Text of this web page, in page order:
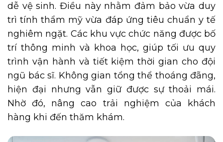
dễ vệ sinh. Điều này nhằm đảm bảo vừa duy
trì tính thẩm mỹ vừa đáp ứng tiêu chuẩn y tế
nghiêm ngặt. Các khu vực chức năng được bố
trí thông minh và khoa học, giúp tối ưu quy
trình vận hành và tiết kiệm thời gian cho đội
ngũ bác sĩ. Không gian tổng thể thoáng đãng,
hiện đại nhưng vẫn giữ được sự thoải mái.
Nhờ đó, nâng cao trải nghiệm của khách
hàng khi đến thăm khám.